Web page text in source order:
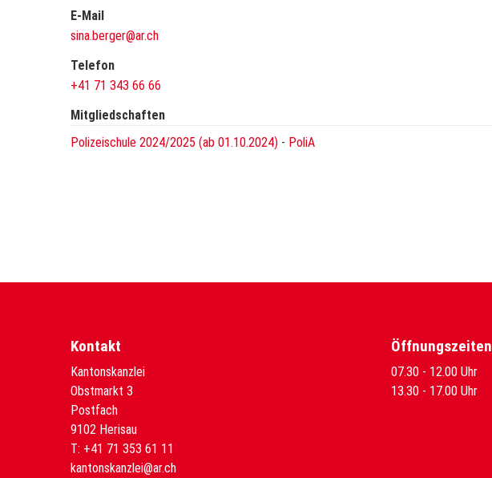
E-Mail
sina.berger@ar.ch
Telefon
+41 71 343 66 66
Mitgliedschaften
Polizeischule 2024/2025 (ab 01.10.2024) - PoliA
Kontakt
Kantonskanzlei
Obstmarkt 3
Postfach
9102 Herisau
T: +41 71 353 61 11
kantonskanzlei@ar.ch
Öffnungszeiten
07.30 - 12.00 Uhr
13.30 - 17.00 Uhr